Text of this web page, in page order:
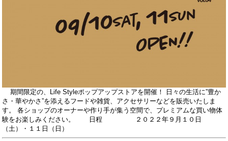
期間限定の、Life Styleポップアップストアを開催！
日々の生活に”豊か
さ・華やかさ”を添えるフードや雑貨、アクセサリーなどを販売いたしま
す。
各ショップのオーナーや作り手が集う空間で、プレミアムな買い物体
験をお楽しみください。
日程 ２０２２年９月１０日
（土）・１１日（日）